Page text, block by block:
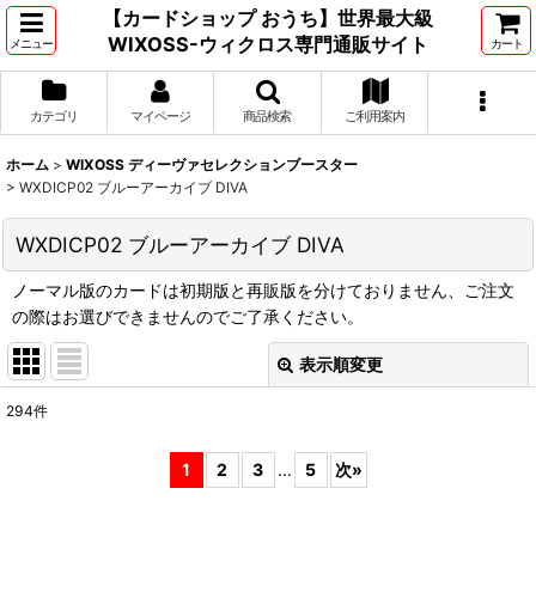
メニュー
【カードショップ おうち】世界最大級
WIXOSS-ウィクロス専門通販サイト
カート
カテゴリ マイページ 商品検索 ご利用案内
ホーム > WIXOSS ディーヴァセレクションブースター
> WXDICP02 ブルーアーカイブ DIVA
WXDICP02 ブルーアーカイブ DIVA
ノーマル版のカードは初期版と再販版を分けておりません、ご注文
の際はお選びできませんのでご了承ください。
表示順変更
294件
1 2 3 ... 5 次»